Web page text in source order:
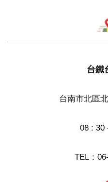
台鐵
台南市北區
08 : 30
TEL：